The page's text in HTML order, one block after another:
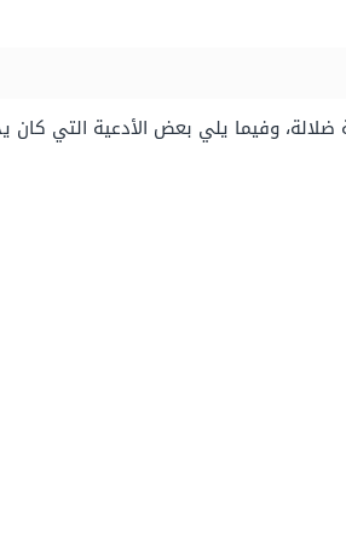
وفيما يلي بعض الأدعية التي